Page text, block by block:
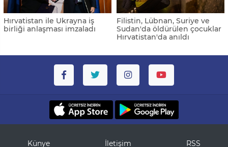
Hırvatistan ile Ukrayna iş
birliği anlaşması imzaladı
Filistin, Lübnan, Suriye ve
Sudan'da öldürülen çocuklar
Hırvatistan'da anıldı
Künye İletişim RSS